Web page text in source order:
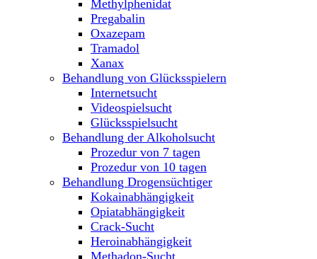
Methylphenidat
Pregabalin
Oxazepam
Tramadol
Xanax
Behandlung von Glücksspielern
Internetsucht
Videospielsucht
Glücksspielsucht
Behandlung der Alkoholsucht
Prozedur von 7 tagen
Prozedur von 10 tagen
Behandlung Drogensüchtiger
Kokainabhängigkeit
Opiatabhängigkeit
Crack-Sucht
Heroinabhängigkeit
Methadon-Sucht